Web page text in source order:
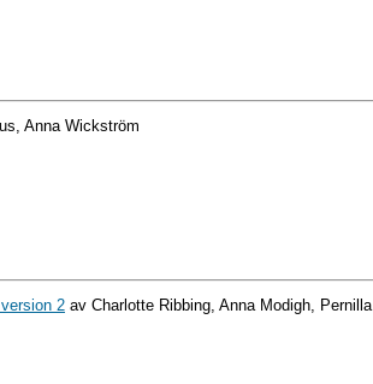
Anna Wickström
2 av Charlotte Ribbing, Anna Modigh, Pernilla